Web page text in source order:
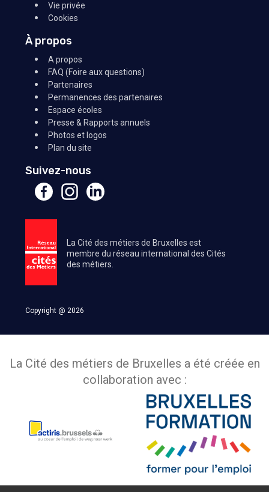
Vie privée
Cookies
À propos
A propos
FAQ (Foire aux questions)
Partenaires
Permanences des partenaires
Espace écoles
Presse & Rapports annuels
Photos et logos
Plan du site
Suivez-nous
La Cité des métiers de Bruxelles est
membre du réseau international des Cités
des métiers.
Copyright @ 2026
La Cité des métiers de Bruxelles a été créée en
collaboration avec :